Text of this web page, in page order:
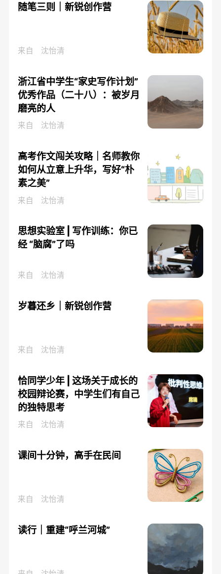
随笔三则｜新锐创作营
来自 沈怡清
浙江省中学生“家史写作计划”
优秀作品（二十八）：被岁月
磨亮的人
来自 沈怡清
高考作文闯关攻略｜名师教你
如何从立意上升华，写好“朴
素之美”
来自 沈怡清
思想实验室 | 写作训练：你已
经 “脑腐”了吗
来自 沈怡清
岁暮还乡｜新锐创作营
来自 沈怡清
恰同学少年 | 这场关于成长的
校园辩论赛，中学生们有自己
的独特思考
来自 沈怡清
课间十分钟，高手在民间
来自 沈怡清
读行｜重建“呼兰河城”